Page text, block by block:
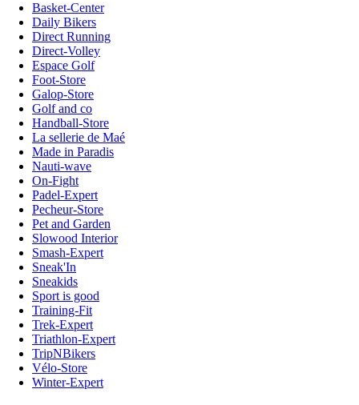
Basket-Center
Daily Bikers
Direct Running
Direct-Volley
Espace Golf
Foot-Store
Galop-Store
Golf and co
Handball-Store
La sellerie de Maé
Made in Paradis
Nauti-wave
On-Fight
Padel-Expert
Pecheur-Store
Pet and Garden
Slowood Interior
Smash-Expert
Sneak'In
Sneakids
Sport is good
Training-Fit
Trek-Expert
Triathlon-Expert
TripNBikers
Vélo-Store
Winter-Expert